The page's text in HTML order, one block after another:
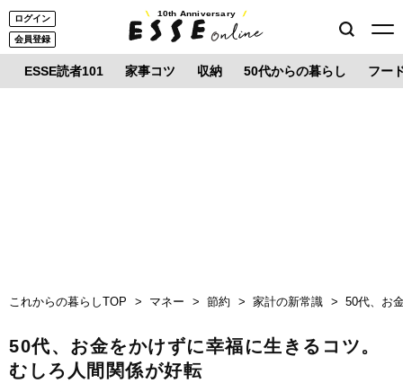
ログイン
会員登録
10th Anniversary
ESSE読者101 家事コツ 収納 50代からの暮らし フー
これからの暮らしTOP マネー 節約 家計の新常識 50代、お
50代、お金をかけずに幸福に生きるコツ。
むしろ人間関係が好転